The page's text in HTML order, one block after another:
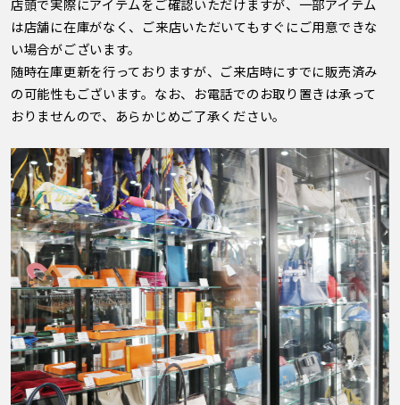
店頭で実際にアイテムをご確認いただけますが、一部アイテム
は店舗に在庫がなく、ご来店いただいてもすぐにご用意できな
い場合がございます。
随時在庫更新を行っておりますが、ご来店時にすでに販売済み
の可能性もございます。なお、お電話でのお取り置きは承って
おりませんので、あらかじめご了承ください。